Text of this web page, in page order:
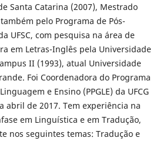
Santa Catarina (2007), Mestrado
pelo Programa de Pós-
UFSC, com pesquisa na área de
em Letras-Inglês pela Universidade
II (1993), atual Universidade
Foi Coordenadora do Programa
e Ensino (PPGLE) da UFCG
abril de 2017. Tem experiência na
em Linguística e em Tradução,
nos seguintes temas: Tradução e